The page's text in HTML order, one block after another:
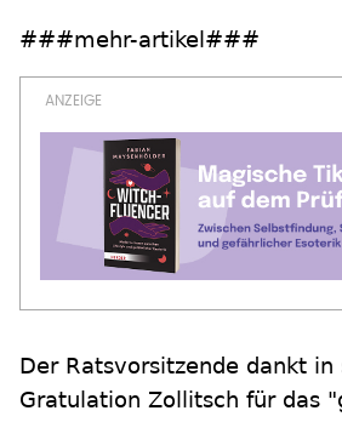
###mehr-artikel###
Der Ratsvorsitzende dankt in
Gratulation Zollitsch für das